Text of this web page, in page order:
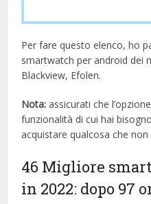
Per fare questo elenco, ho
smartwatch per android dei
Blackview, Efolen.
Nota: assicurati che
funzionalità di cui hai
acquistare qualcosa che non
46 Migliore
in 2022: dopo 97